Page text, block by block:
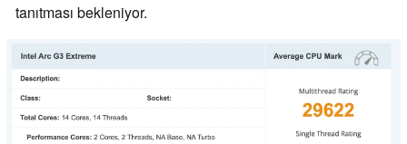
tanıtması bekleniyor.